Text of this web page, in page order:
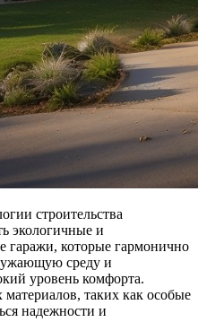
строительства
экологичные и
гаражи, которые гармонично
среду и
уровень комфорта.
таких как особые
надежности и